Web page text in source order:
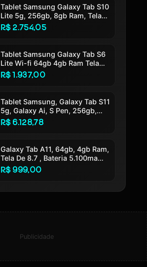
Tablet Samsung Galaxy Tab S10
Lite 5g, 256gb, 8gb Ram, Tela
10.9 , S Pen E Capa Smartbook
Cover Inclusas Cinza
R$ 2.754,05
Tablet Samsung Galaxy Tab S6
Lite Wi-fi 64gb 4gb Ram Tela
10.4 Cinza - Sm-p620nzadzto
R$ 1.937,00
Tablet Samsung, Galaxy Tab S11
5g, Galaxy Ai, S Pen, 256gb,
12gb Ram, Tela Imersiva De 11 ,
120hz, Camera 13mp, Ip68,
R$ 6.128,78
Galaxy Tab A11, 64gb, 4gb Ram,
Tela De 8.7 , Bateria 5.100ma
Cinza
R$ 999,00
Publicidade